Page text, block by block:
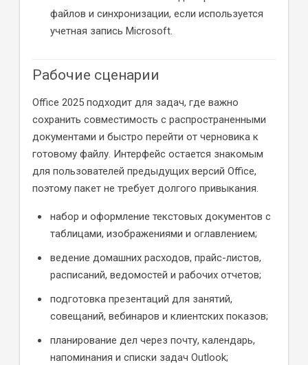
файлов и синхронизации, если используется
учетная запись Microsoft.
Рабочие сценарии
Office 2025 подходит для задач, где важно
сохранить совместимость с распространенными
документами и быстро перейти от черновика к
готовому файлу. Интерфейс остается знакомым
для пользователей предыдущих версий Office,
поэтому пакет не требует долгого привыкания.
набор и оформление текстовых документов с
таблицами, изображениями и оглавлением;
ведение домашних расходов, прайс-листов,
расписаний, ведомостей и рабочих отчетов;
подготовка презентаций для занятий,
совещаний, вебинаров и клиентских показов;
планирование дел через почту, календарь,
напоминания и списки задач Outlook;